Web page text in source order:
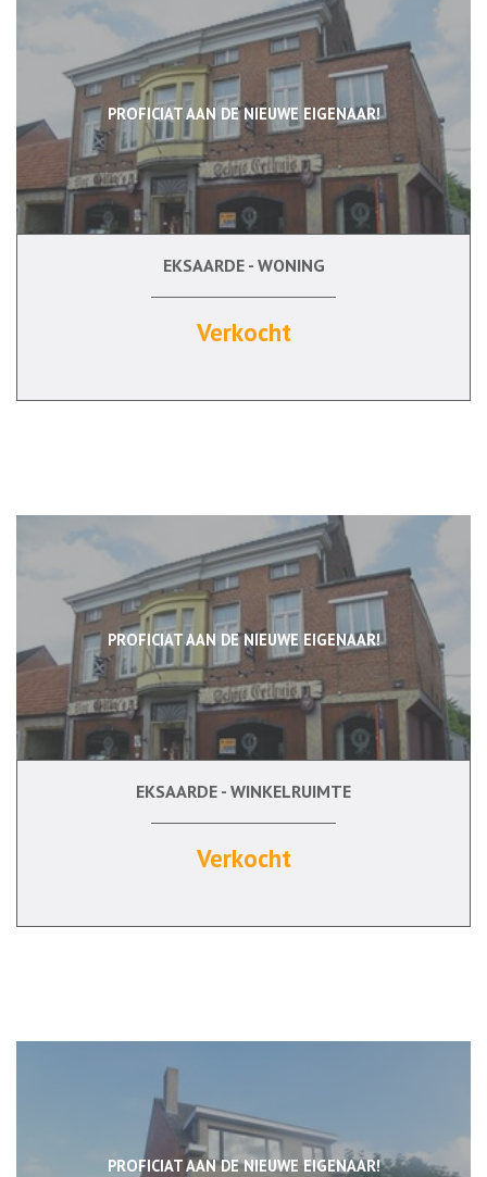
PROFICIAT AAN DE NIEUWE EIGENAAR!
2 Ja Ja
EKSAARDE - WONING
Verkocht
PROFICIAT AAN DE NIEUWE EIGENAAR!
2 Ja Ja
EKSAARDE - WINKELRUIMTE
Verkocht
PROFICIAT AAN DE NIEUWE EIGENAAR!